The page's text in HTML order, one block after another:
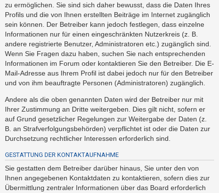
S
u
c
h
e
F
A
Q
zu ermöglichen. Sie sind sich daher bewusst, dass die Daten Ihres
Profils und die von Ihnen erstellten Beiträge im Internet zugänglich
sein können. Der Betreiber kann jedoch festlegen, dass einzelne
Informationen nur für einen eingeschränkten Nutzerkreis (z. B.
andere registrierte Benutzer, Administratoren etc.) zugänglich sind.
Wenn Sie Fragen dazu haben, suchen Sie nach entsprechenden
Informationen im Forum oder kontaktieren Sie den Betreiber. Die E-
Mail-Adresse aus Ihrem Profil ist dabei jedoch nur für den Betreiber
und von ihm beauftragte Personen (Administratoren) zugänglich.
Andere als die oben genannten Daten wird der Betreiber nur mit
Ihrer Zustimmung an Dritte weitergeben. Dies gilt nicht, sofern er
auf Grund gesetzlicher Regelungen zur Weitergabe der Daten (z.
B. an Strafverfolgungsbehörden) verpflichtet ist oder die Daten zur
Durchsetzung rechtlicher Interessen erforderlich sind.
GESTATTUNG DER KONTAKTAUFNAHME
Sie gestatten dem Betreiber darüber hinaus, Sie unter den von
Ihnen angegebenen Kontaktdaten zu kontaktieren, sofern dies zur
Übermittlung zentraler Informationen über das Board erforderlich